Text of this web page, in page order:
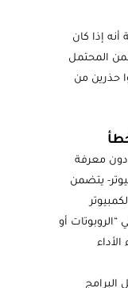
إذا كان
المحتمل
حذرين من
دون معرفة
يتضمن
أو
البرامج